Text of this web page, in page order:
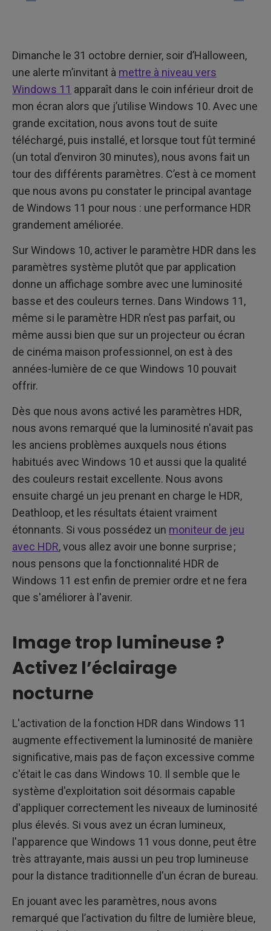
Dimanche le 31 octobre dernier, soir d’Halloween,
une alerte m’invitant à mettre à niveau vers
Windows 11 apparaît dans le coin inférieur droit de
mon écran alors que j’utilise Windows 10. Avec une
grande excitation, nous avons tout de suite
téléchargé, puis installé, et lorsque tout fût terminé
(un total d’environ 30 minutes), nous avons fait un
tour des différents paramètres. C’est à ce moment
que nous avons pu constater le principal avantage
de Windows 11 pour nous : une performance HDR
grandement améliorée.
Sur Windows 10, activer le paramètre HDR dans les
paramètres système plutôt que par application
donne un affichage sombre avec une luminosité
basse et des couleurs ternes. Dans Windows 11,
même si le paramètre HDR n’est pas parfait, ou
même aussi bien que sur un projecteur ou écran
de cinéma maison professionnel, on est à des
années-lumière de ce que Windows 10 pouvait
offrir.
Dès que nous avons activé les paramètres HDR,
nous avons remarqué que la luminosité n'avait pas
les anciens problèmes auxquels nous étions
habitués avec Windows 10 et aussi que la qualité
des couleurs restait excellente. Nous avons
ensuite chargé un jeu prenant en charge le HDR,
Deathloop, et les résultats étaient vraiment
étonnants. Si vous possédez un moniteur de jeu
avec HDR, vous allez avoir une bonne surprise ;
nous pensons que la fonctionnalité HDR de
Windows 11 est enfin de premier ordre et ne fera
que s'améliorer à l'avenir.
Image trop lumineuse ?
Activez l’éclairage
nocturne
L'activation de la fonction HDR dans Windows 11
augmente effectivement la luminosité de manière
significative, mais pas de façon excessive comme
c'était le cas dans Windows 10. Il semble que le
système d'exploitation soit désormais capable
d'appliquer correctement les niveaux de luminosité
plus élevés. Si vous avez un écran lumineux,
l'apparence que Windows 11 vous donne, peut être
très attrayante, mais aussi un peu trop lumineuse
pour la distance traditionnelle d'un écran de bureau.
En jouant avec les paramètres, nous avons
remarqué que l’activation du filtre de lumière bleue,